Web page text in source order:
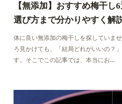
【無添加】おすすめ梅干し
選び方まで分かりやすく解
体に良い無添加の梅干しを探していま
ろ見かけても、「結局どれがいいの？
す。そこでこの記事では、本当にお…